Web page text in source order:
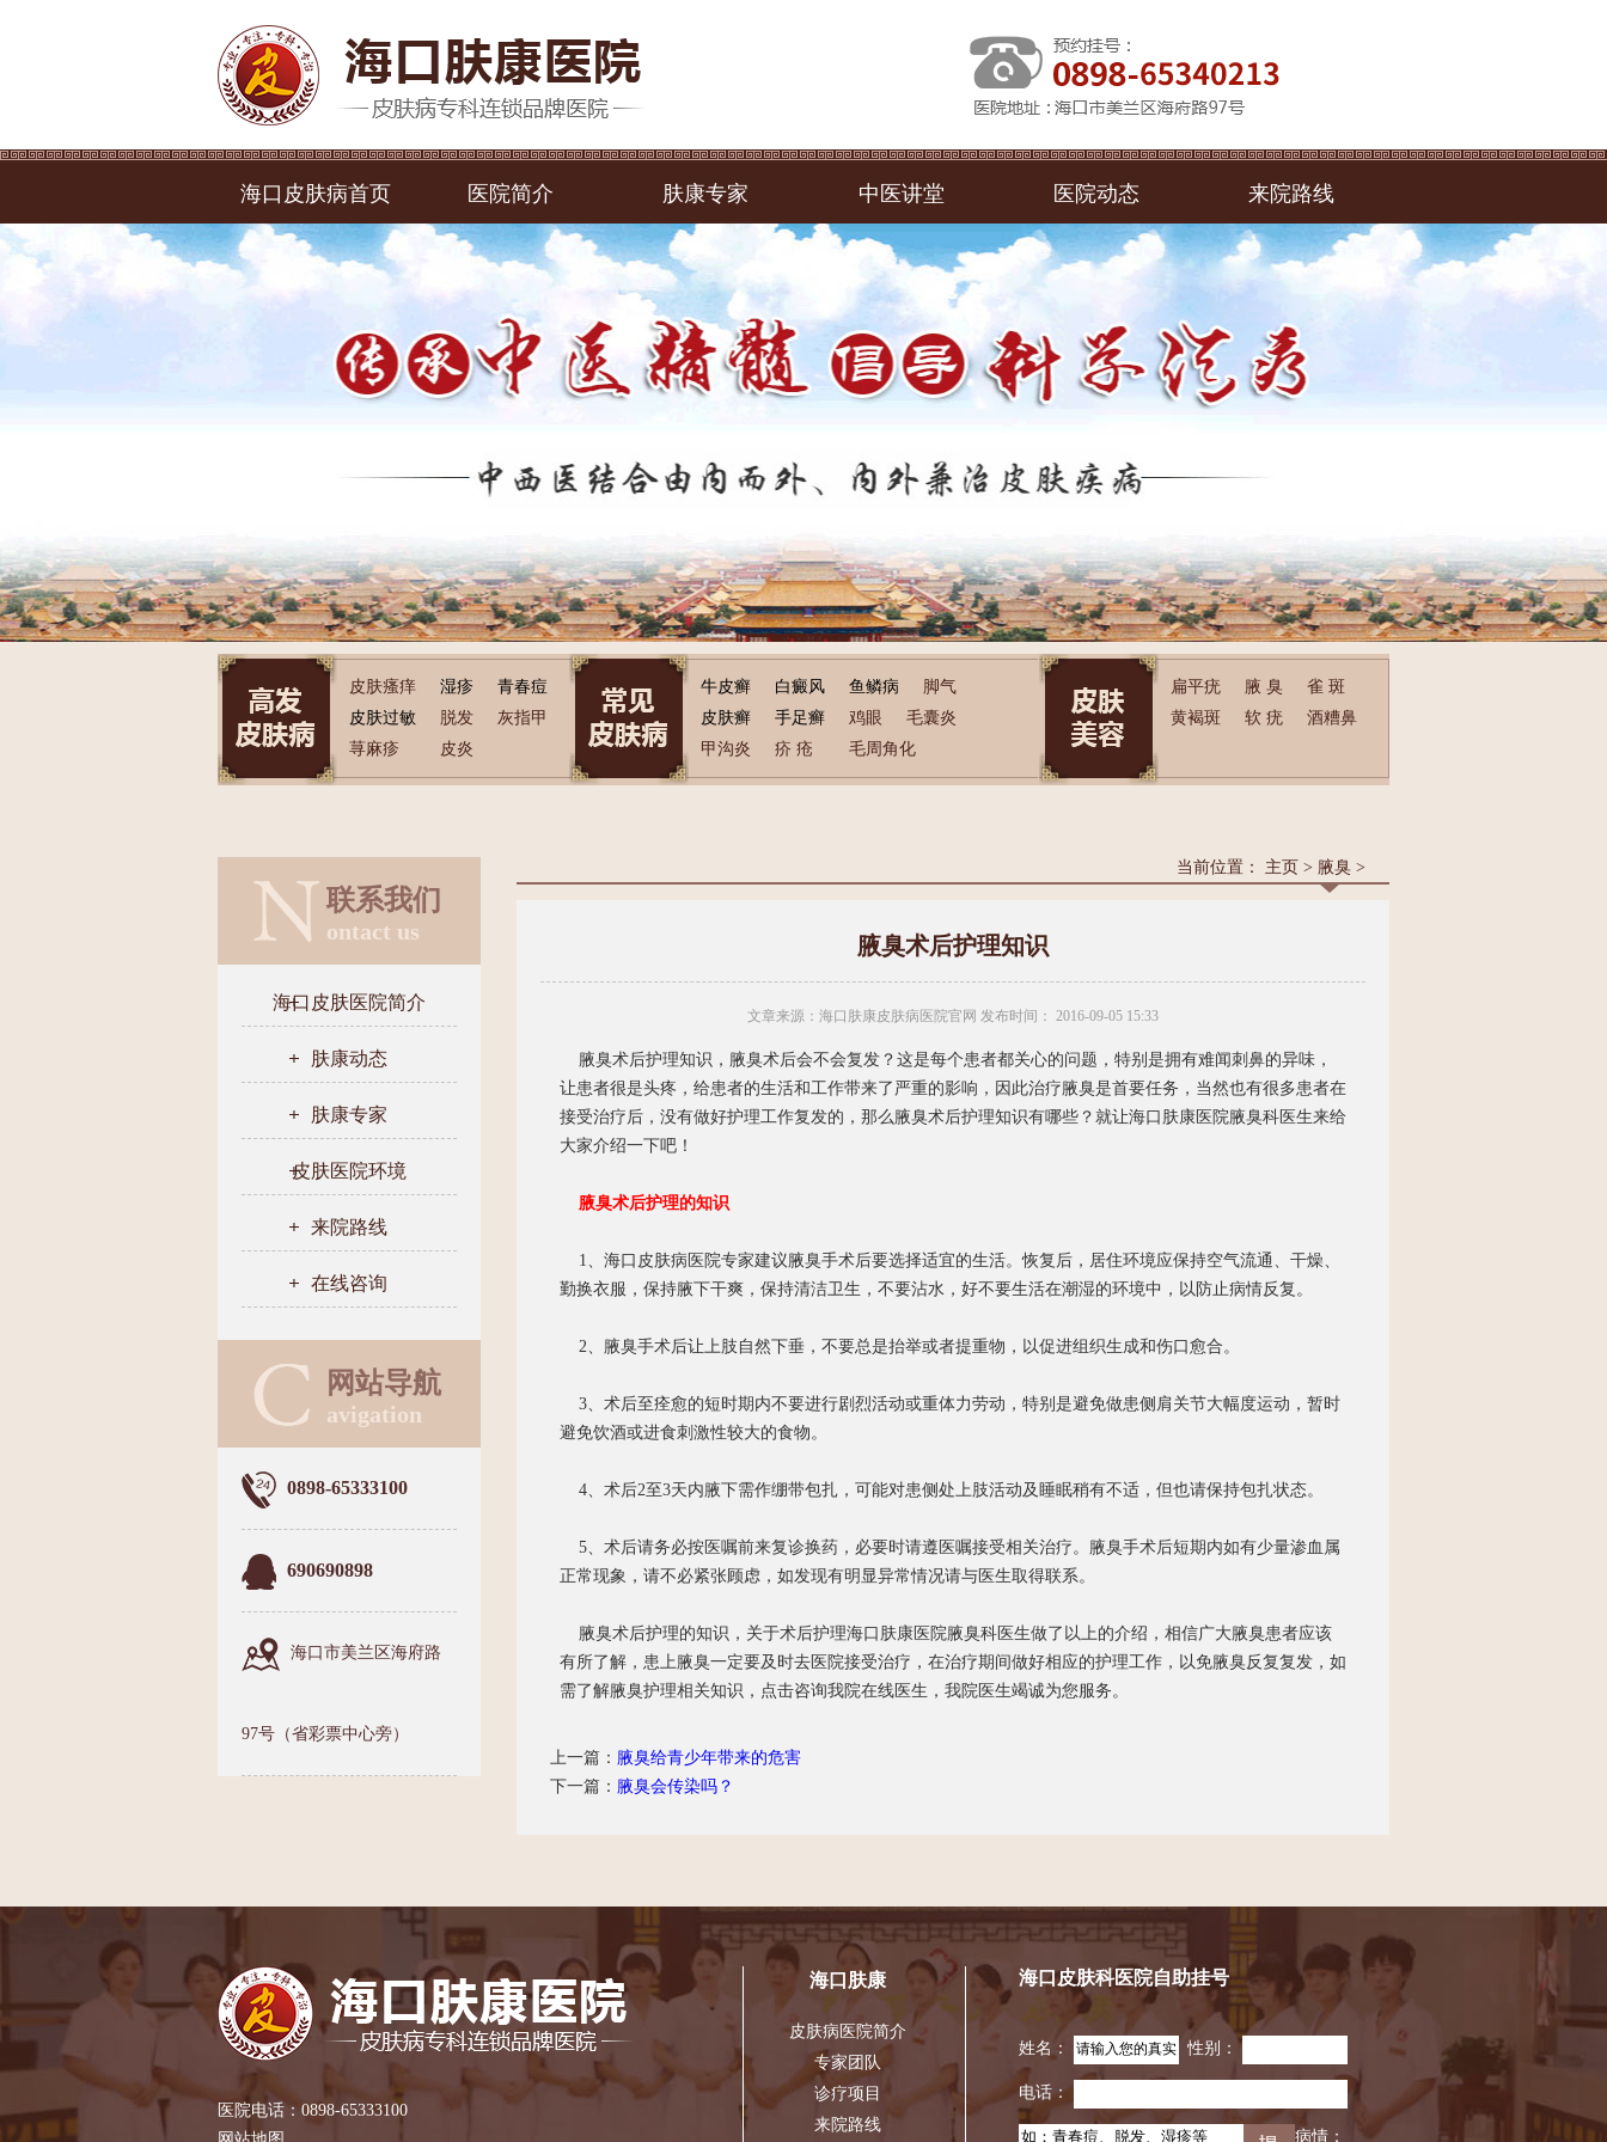
海口皮肤病首页 医院简介 肤康专家 中医讲堂 医院动态 来院路线
皮肤瘙痒 湿疹
青春痘
皮肤过敏
脱发
灰指甲
荨麻疹
皮炎
牛皮癣 白癜风 鱼鳞病
脚气
皮肤癣
手足癣 鸡眼
毛囊炎
甲沟炎
疥 疮 毛周角化
扁平疣 腋 臭
雀 斑
黄褐斑
软 疣 酒糟鼻
联系我们
ontact us
海口皮肤医院简介
肤康动态
肤康专家
皮肤医院环境
来院路线
在线咨询
网站导航
avigation
0898-65333100
690690898
海口市美兰区海府路
97号（省彩票中心旁）
当前位置： 主页 > 腋臭 >
腋臭术后护理知识
文章来源：海口肤康皮肤病医院官网 发布时间： 2016-09-05 15:33
腋臭术后护理知识，腋臭术后会不会复发？这是每个患者都关心的问题，特别是拥有难闻刺鼻的异味，
让患者很是头疼，给患者的生活和工作带来了严重的影响，因此治疗腋臭是首要任务，当然也有很多患者在
接受治疗后，没有做好护理工作复发的，那么腋臭术后护理知识有哪些？就让海口肤康医院腋臭科医生来给
大家介绍一下吧！
腋臭术后护理的知识
1、海口皮肤病医院专家建议腋臭手术后要选择适宜的生活。恢复后，居住环境应保持空气流通、干燥、
勤换衣服，保持腋下干爽，保持清洁卫生，不要沾水，好不要生活在潮湿的环境中，以防止病情反复。
2、腋臭手术后让上肢自然下垂，不要总是抬举或者提重物，以促进组织生成和伤口愈合。
3、术后至痊愈的短时期内不要进行剧烈活动或重体力劳动，特别是避免做患侧肩关节大幅度运动，暂时
避免饮酒或进食刺激性较大的食物。
4、术后2至3天内腋下需作绷带包扎，可能对患侧处上肢活动及睡眠稍有不适，但也请保持包扎状态。
5、术后请务必按医嘱前来复诊换药，必要时请遵医嘱接受相关治疗。腋臭手术后短期内如有少量渗血属
正常现象，请不必紧张顾虑，如发现有明显异常情况请与医生取得联系。
腋臭术后护理的知识，关于术后护理海口肤康医院腋臭科医生做了以上的介绍，相信广大腋臭患者应该
有所了解，患上腋臭一定要及时去医院接受治疗，在治疗期间做好相应的护理工作，以免腋臭反复复发，如
需了解腋臭护理相关知识，点击咨询我院在线医生，我院医生竭诚为您服务。
上一篇： 腋臭给青少年带来的危害
下一篇： 腋臭会传染吗？
医院电话：0898-65333100
海口肤康
皮肤病医院简介
专家团队
诊疗项目
来院路线
海口皮肤科医院自助挂号
姓名： 性别：
电话：
病情：